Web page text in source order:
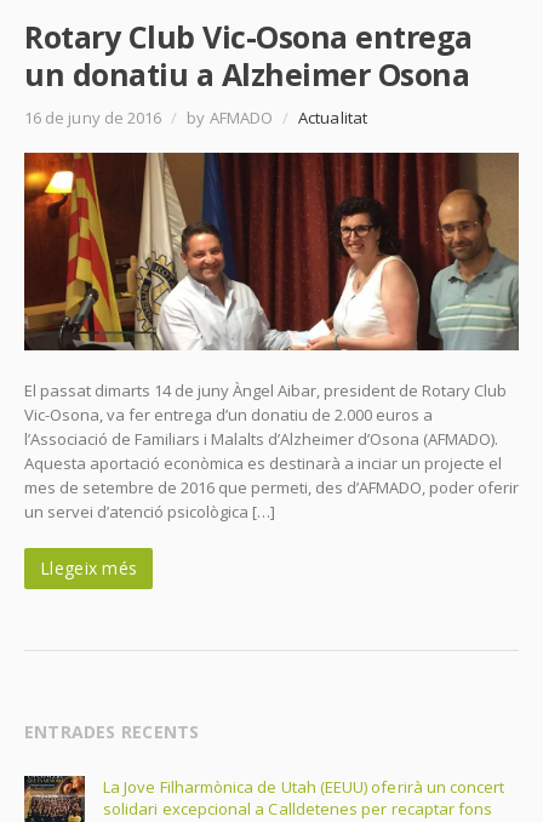
Rotary Club Vic-Osona entrega
un donatiu a Alzheimer Osona
16 de juny de 2016 / by AFMADO / Actualitat
El passat dimarts 14 de juny Àngel Aibar, president de Rotary Club
Vic-Osona, va fer entrega d’un donatiu de 2.000 euros a
l’Associació de Familiars i Malalts d’Alzheimer d’Osona (AFMADO).
Aquesta aportació econòmica es destinarà a inciar un projecte el
mes de setembre de 2016 que permeti, des d’AFMADO, poder oferir
un servei d’atenció psicològica […]
Llegeix més
ENTRADES RECENTS
La Jove Filharmònica de Utah (EEUU) oferirà un concert
solidari excepcional a Calldetenes per recaptar fons